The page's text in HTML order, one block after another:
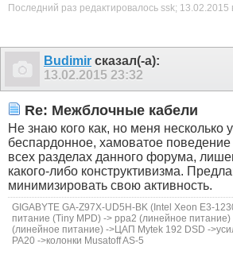
Последний раз редактировалось ssk; 13.02.2015
Budimir сказал(-а):
13.02.2015 23:32
Re: Межблочные кабели
Не знаю кого как, но меня несколько
беспардонное, хамоватое поведение
всех разделах данного форума,
какого-либо конструктивизма.
минимизировать свою активность.
GIGABYTE GA-Z97X-UD5H-BK (Intel Xeon E3-
питание (Tiny MPD) -> ppa2 (линейное питание)
(линейное питание) ->ЦАП Mytek 192 DSD -
РА20 ->колонки Musatoff AS-5